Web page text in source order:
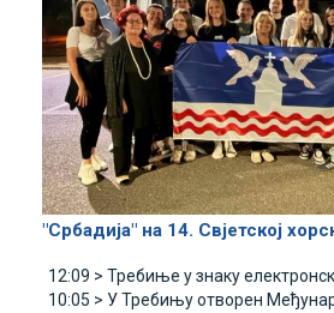
"Србадија" на 14. Свјетској
12:09 > Требиње у знаку
10:05 > У Требињу отворен